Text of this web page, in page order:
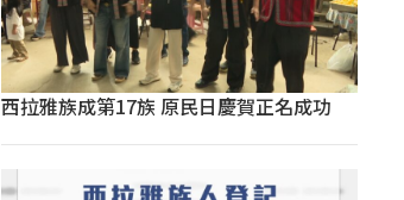
西拉雅族成第17族 原民日慶賀正名成功